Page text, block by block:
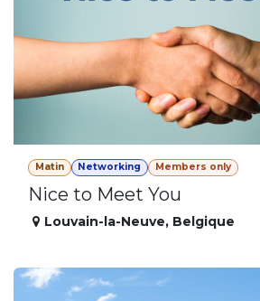
Matin Networking Members only
Nice to Meet You
Louvain-la-Neuve, Belgique